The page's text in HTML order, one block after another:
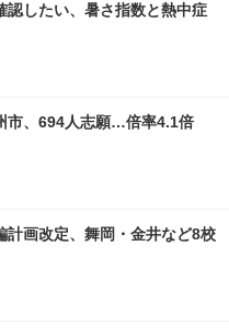
認したい、暑さ指数と熱中症
市、694人志願…倍率4.1倍
計画改定、舞岡・金井など8校